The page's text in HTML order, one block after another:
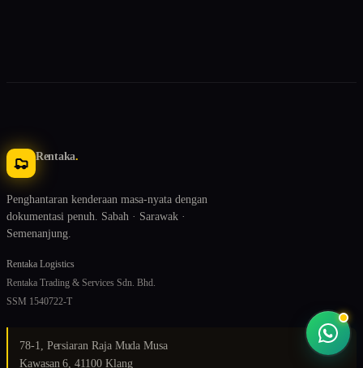
Rentaka.
Penghantaran kenderaan masa-nyata dengan
dokumentasi penuh. Sabah · Sarawak ·
Semenanjung.
Rentaka Logistics
Rentaka Trading & Services Sdn. Bhd.
SSM 1540722-T
78-1, Persiaran Raja Muda Musa
Kawasan 6, 41100 Klang